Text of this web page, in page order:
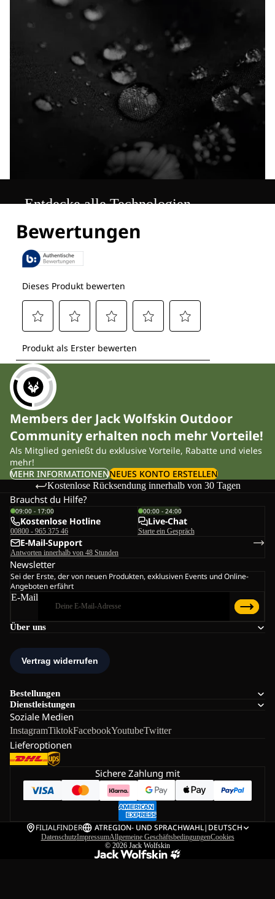
Entdecke alle Technologien
Members der Jack Wolfskin Outdoor
Community erhalten noch mehr Vorteile!
Als Mitglied genießt du exklusive Vorteile, Rabatte und vieles
mehr!
MEHR INFORMATIONENNEUES KONTO ERSTELLEN
Kostenlose Rücksendung innerhalb von 30 Tagen
Über uns
Bestellungen
Dienstleistungen
Soziale Medien
InstagramTiktokFacebookYoutubeTwitter
Lieferoptionen
Brauchst du Hilfe?
09:00 - 17:00
Kostenlose Hotline
00800 - 965 375 46
00:00 - 24:00
Live-Chat
Starte ein Gespräch
E-Mail-Support
Antworten innerhalb von 48 Stunden
Newsletter
Sei der Erste, der von neuen Produkten, exklusiven Events und Online-
Angeboten erfährt
E-Mail
Sichere Zahlung mit
FILIALFINDER ATREGION- UND SPRACHWAHL| DEUTSCH
DatenschutzImpressumAllgemeine GeschäftsbedingungenCookies
© 2026 Jack Wolfskin